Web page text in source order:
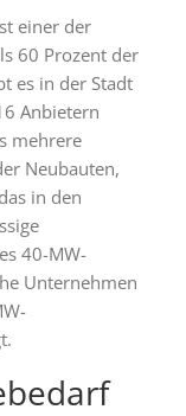
einer der
60 Prozent der
es in der Stadt
Anbietern
mehrere
Neubauten,
in den
40-MW-
Unternehmen